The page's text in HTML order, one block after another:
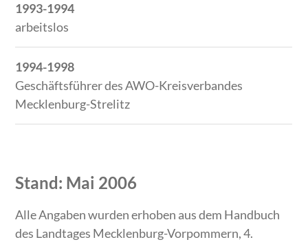
1993-1994
arbeitslos
1994-1998
Geschäftsführer des AWO-Kreisverbandes
Mecklenburg-Strelitz
Stand: Mai 2006
Alle Angaben wurden erhoben aus dem Handbuch
des Landtages Mecklenburg-Vorpommern, 4.